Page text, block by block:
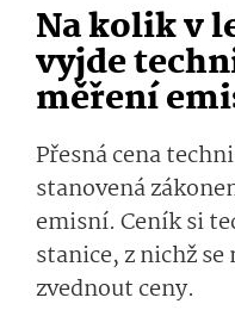
Na kolik v
vyjde
měření
Přesná cena
stanovená
emisní. Ceník si
stanice, z nichž
zvednout ceny.